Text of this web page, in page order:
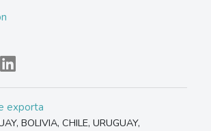
exporta
BOLIVIA, CHILE, URUGUAY,